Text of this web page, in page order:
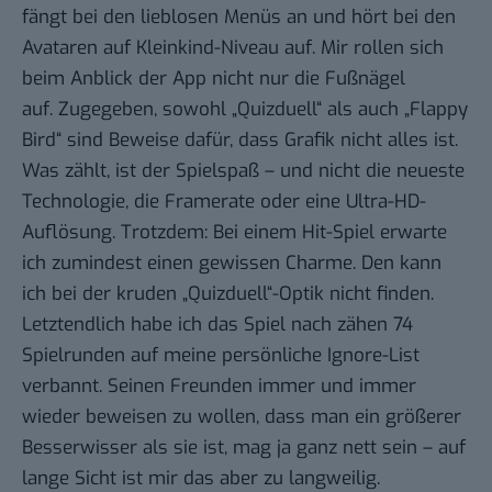
fängt bei den lieblosen Menüs an und hört bei den
Avataren auf Kleinkind-Niveau auf. Mir rollen sich
beim Anblick der App nicht nur die Fußnägel
auf. Zugegeben, sowohl „Quizduell“ als auch „Flappy
Bird“ sind Beweise dafür, dass Grafik nicht alles ist.
Was zählt, ist der Spielspaß – und nicht die neueste
Technologie, die Framerate oder eine Ultra-HD-
Auflösung. Trotzdem: Bei einem Hit-Spiel erwarte
ich zumindest einen gewissen Charme. Den kann
ich bei der kruden „Quizduell“-Optik nicht finden.
Letztendlich habe ich das Spiel nach zähen 74
Spielrunden auf meine persönliche Ignore-List
verbannt. Seinen Freunden immer und immer
wieder beweisen zu wollen, dass man ein größerer
Besserwisser als sie ist, mag ja ganz nett sein – auf
lange Sicht ist mir das aber zu langweilig.